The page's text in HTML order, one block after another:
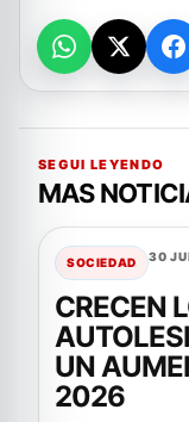
SEGUI LEYENDO
MAS
SOCIEDAD 30
CRECEN
UN
2026